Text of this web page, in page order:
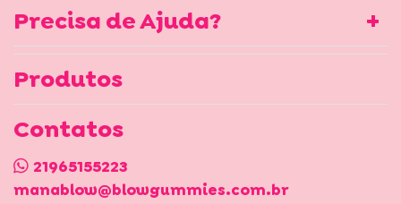
Contatos
21965155223
manablow@blowgummies.com.br
Precisa de Ajuda?
Produtos